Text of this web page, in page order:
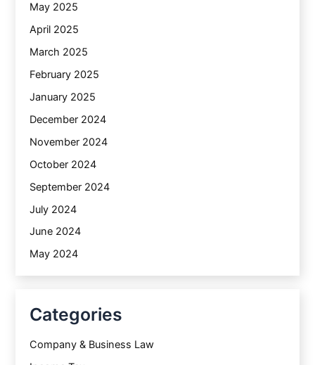
May 2025
April 2025
March 2025
February 2025
January 2025
December 2024
November 2024
October 2024
September 2024
July 2024
June 2024
May 2024
Categories
Company & Business Law